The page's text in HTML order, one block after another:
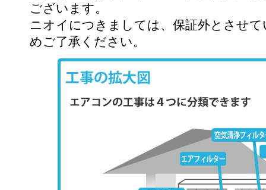
ございます。
ニオイにつきましては、保証外とさせ
めご了承ください。